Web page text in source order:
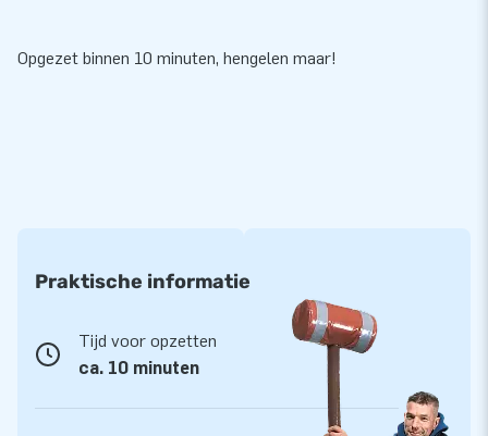
Opgezet binnen 10 minuten, hengelen maar!
Praktische informatie
Tijd voor opzetten
ca. 10 minuten